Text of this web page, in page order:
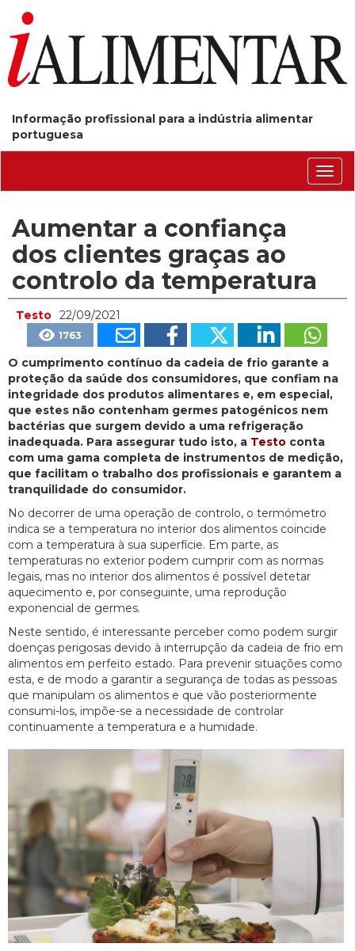
Informação profissional para a indústria alimentar
portuguesa
Aumentar a confiança
dos clientes graças ao
controlo da temperatura
Testo 22/09/2021
1763
O cumprimento contínuo da cadeia de frio garante a
proteção da saúde dos consumidores, que confiam na
integridade dos produtos alimentares e, em especial,
que estes não contenham germes patogénicos nem
bactérias que surgem devido a uma refrigeração
inadequada. Para assegurar tudo isto, a Testo conta
com uma gama completa de instrumentos de medição,
que facilitam o trabalho dos profissionais e garantem a
tranquilidade do consumidor.
No decorrer de uma operação de controlo, o termómetro
indica se a temperatura no interior dos alimentos coincide
com a temperatura à sua superfície. Em parte, as
temperaturas no exterior podem cumprir com as normas
legais, mas no interior dos alimentos é possível detetar
aquecimento e, por conseguinte, uma reprodução
exponencial de germes.
Neste sentido, é interessante perceber como podem surgir
doenças perigosas devido à interrupção da cadeia de frio em
alimentos em perfeito estado. Para prevenir situações como
esta, e de modo a garantir a segurança de todas as pessoas
que manipulam os alimentos e que vão posteriormente
consumi-los, impõe-se a necessidade de controlar
continuamente a temperatura e a humidade.